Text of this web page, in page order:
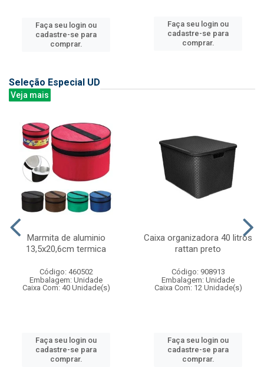
Faça seu login ou
cadastre-se para
comprar.
Faça seu login ou
cadastre-se para
comprar.
Seleção Especial UD
Veja mais
Marmita de aluminio
13,5x20,6cm termica
Código: 460502
Embalagem: Unidade
Caixa Com: 40 Unidade(s)
Faça seu login ou
cadastre-se para
comprar.
Caixa organizadora 40 litros
rattan preto
Código: 908913
Embalagem: Unidade
Caixa Com: 12 Unidade(s)
Faça seu login ou
cadastre-se para
comprar.